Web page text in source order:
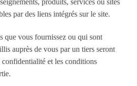
par des liens intégrés sur le site.
que vous fournissez ou qui sont
auprès de vous par un tiers seront
et les conditions